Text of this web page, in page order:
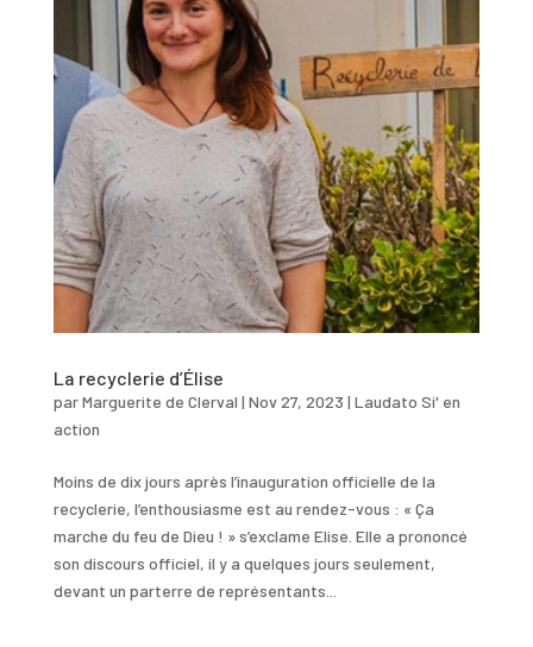
La recyclerie d’Élise
parMarguerite de Clerval | Nov 27, 2023 | Laudato Si' en
action
Moins de dix jours après l’inauguration officielle de la
recyclerie, l’enthousiasme est au rendez-vous : « Ça
marche du feu de Dieu ! » s’exclame Elise. Elle a prononcé
son discours officiel, il y a quelques jours seulement,
devant un parterre de représentants...